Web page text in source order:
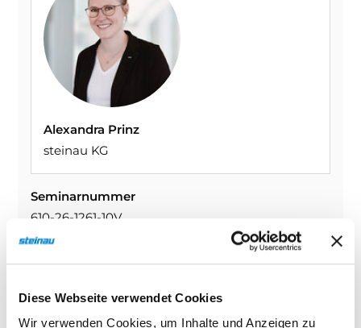
Diese Webseite verwendet Cookies
Wir verwenden Cookies, um Inhalte und Anzeigen zu
Alexandra Prinz
steinau KG
Seminarnummer
610-26-1261-10V
Datum
07:00–10:00 Uhr
Freie Plätze